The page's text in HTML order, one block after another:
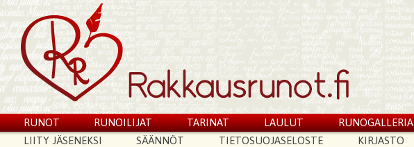
RUNOT RUNOILIJAT TARINAT LAULUT
RUNOGALLERIA
LIITY JÄSENEKSI
SÄÄNNÖT TIETOSUOJASELOSTE KIRJASTO